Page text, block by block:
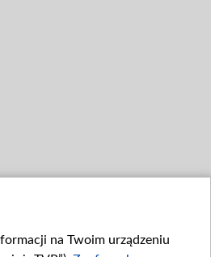
na Twoim urządzeniu